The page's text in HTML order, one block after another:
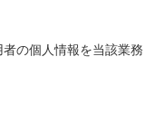
の個人情報を当該業務